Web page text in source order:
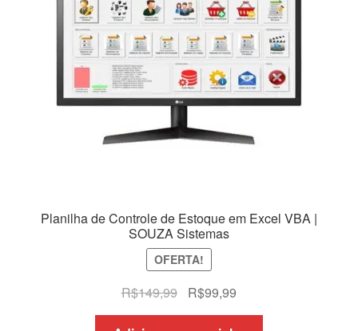
Planilha de Controle de Estoque em Excel VBA |
SOUZA Sistemas
OFERTA!
R$149,99
O
preço
R$99,99
preço